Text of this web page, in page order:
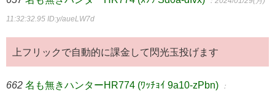
11:32:32.95 ID:y/aueLW7d
上フリックで自動的に課金して閃光玉投げます
662 名も無きハンターHR774 (ﾜｯﾁｮｲ 9a10-zPbn) ：